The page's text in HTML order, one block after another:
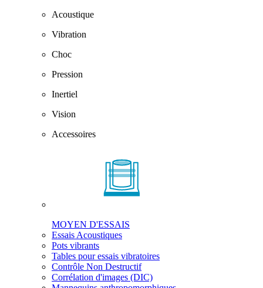
Acoustique
Vibration
Choc
Pression
Inertiel
Vision
Accessoires
MOYEN D'ESSAIS
Essais Acoustiques
Pots vibrants
Tables pour essais vibratoires
Contrôle Non Destructif
Corrélation d'images (DIC)